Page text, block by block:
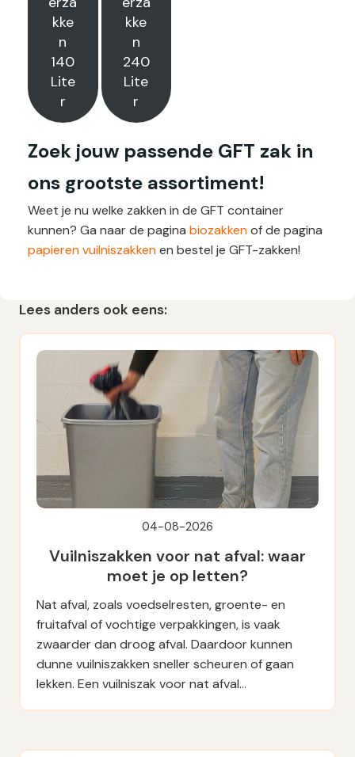
kke
n
140
Lite
r
kke
n
240
Lite
r
Zoek jouw passende GFT zak in
ons grootste assortiment!
Weet je nu welke zakken in de GFT container
kunnen? Ga naar de pagina biozakkenof de pagina
papieren vuilniszakkenen bestel je GFT-zakken!
Lees anders ook eens:
04-08-2026
Vuilniszakken voor nat afval: waar
moet je op letten?
Nat afval, zoals voedselresten, groente- en
fruitafval of vochtige verpakkingen, is vaak
zwaarder dan droog afval. Daardoor kunnen
dunne vuilniszakken sneller scheuren of gaan
lekken. Een vuilniszak voor nat afval…